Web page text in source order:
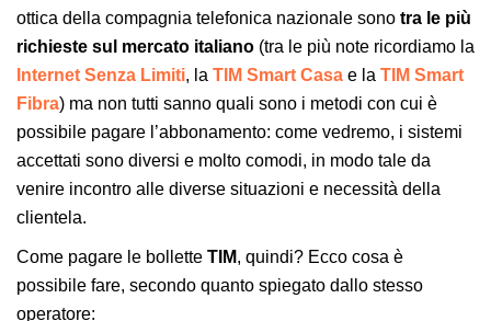
ottica della compagnia telefonica nazionale sono tra le più
richieste sul mercato italiano (tra le più note ricordiamo la
Internet Senza Limiti, la TIM Smart Casa e la TIM Smart
Fibra) ma non tutti sanno quali sono i metodi con cui è
possibile pagare l’abbonamento: come vedremo, i sistemi
accettati sono diversi e molto comodi, in modo tale da
venire incontro alle diverse situazioni e necessità della
clientela.
Come pagare le bollette TIM, quindi? Ecco cosa è
possibile fare, secondo quanto spiegato dallo stesso
operatore: